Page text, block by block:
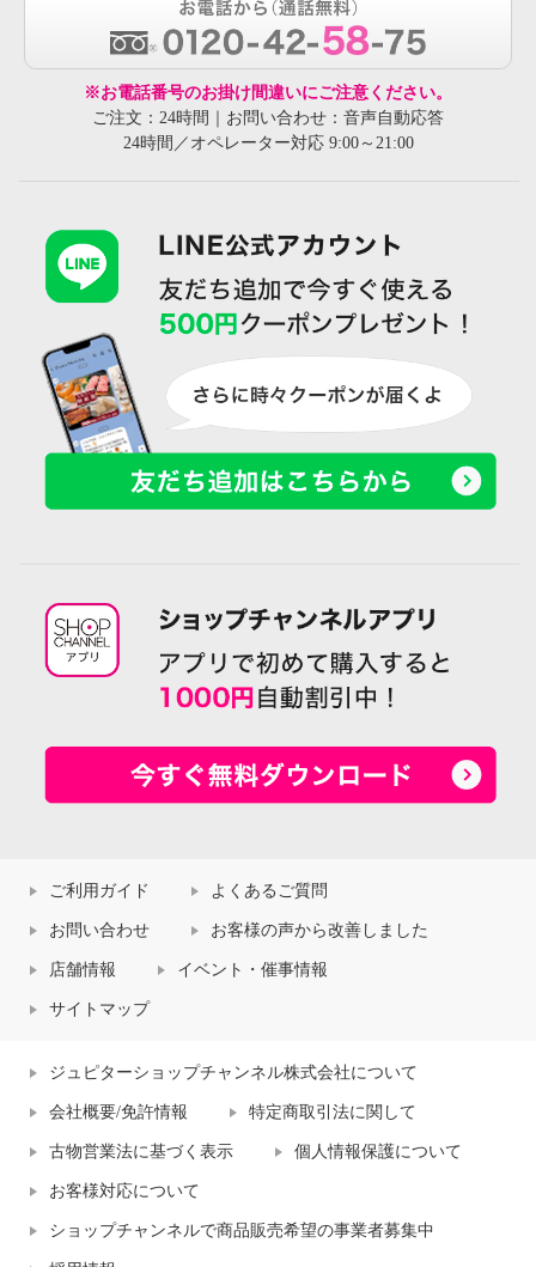
※お電話番号のお掛け間違いにご注意ください。
ご注文：24時間｜お問い合わせ：音声自動応答
24時間／オペレーター対応 9:00～21:00
ご利用ガイド よくあるご質問
お問い合わせ お客様の声から改善しました
店舗情報 イベント・催事情報
サイトマップ
ジュピターショップチャンネル株式会社について
会社概要/免許情報 特定商取引法に関して
古物営業法に基づく表示 個人情報保護について
お客様対応について
ショップチャンネルで商品販売希望の事業者募集中